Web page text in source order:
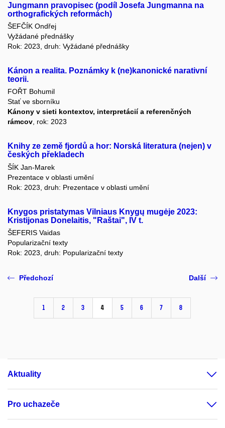
Jungmann pravopisec (podíl Josefa Jungmanna na
orthografických reformách)
ŠEFČÍK Ondřej
Vyžádané přednášky
Rok: 2023, druh: Vyžádané přednášky
Kánon a realita. Poznámky k (ne)kanonické narativní
teorii.
FOŘT Bohumil
Stať ve sborníku
Kánony v sieti kontextov, interpretácií a referenčných
rámcov, rok: 2023
Knihy ze země fjordů a hor: Norská literatura (nejen) v
českých překladech
ŠÍK Jan-Marek
Prezentace v oblasti umění
Rok: 2023, druh: Prezentace v oblasti umění
Knygos pristatymas Vilniaus Knygų mugėje 2023:
Kristijonas Donelaitis, "Raštai", IV t.
ŠEFERIS Vaidas
Popularizační texty
Rok: 2023, druh: Popularizační texty
Předchozí
1 2 3 4 5 6 7 8
Další
Aktuality
Pro uchazeče